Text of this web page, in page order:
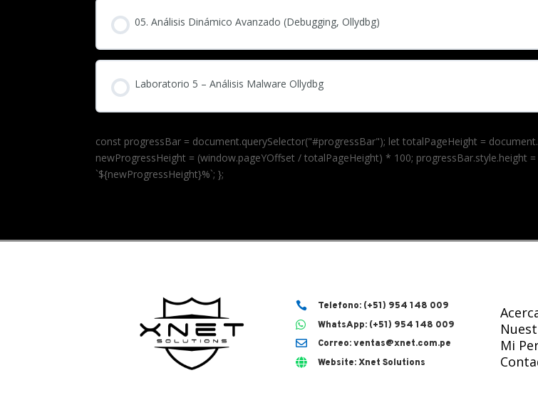
05. Análisis Dinámico Avanzado (Debugging, Ollydbg)
Laboratorio 5 – Análisis Malware Ollydbg
const progressBar = document.querySelector("#progressBar"); let totalPageHeight =
newProgressHeight = (window.pageYOffset / totalPageHeight) * 100; progressBar.style.height
`${newProgressHeight}%`; };

Telefono: (+51) 954 148 009

WhatsApp: (+51) 954 148 009

Correo: ventas@xnet.com.pe

Website: Xnet Solutions
Mi